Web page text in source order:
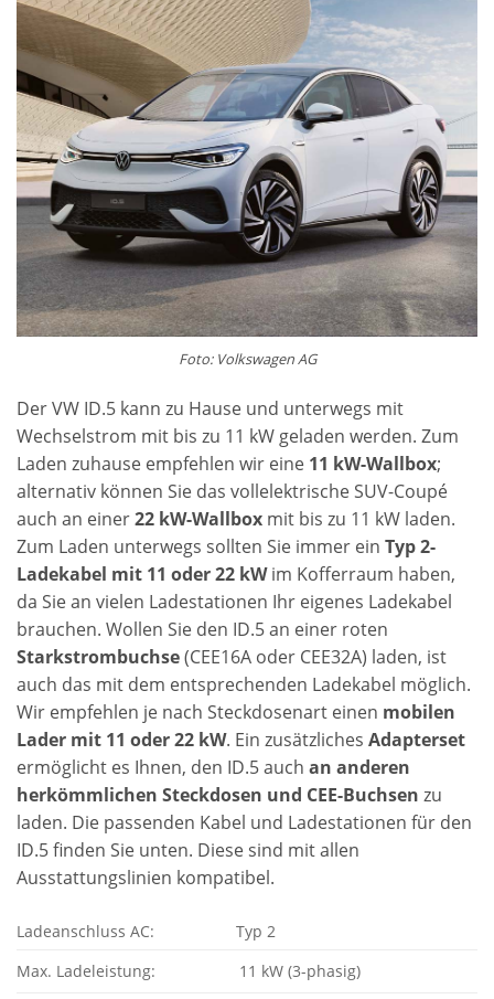
Foto: Volkswagen AG
Der VW ID.5 kann zu Hause und unterwegs mit
Wechselstrom mit bis zu 11 kW geladen werden. Zum
Laden zuhause empfehlen wir eine 11 kW-Wallbox;
alternativ können Sie das vollelektrische SUV-Coupé
auch an einer22 kW-Wallbox mit bis zu 11 kW laden.
Zum Laden unterwegs sollten Sie immer ein Typ 2-
Ladekabel mit 11 oder 22 kWim Kofferraum haben,
da Sie an vielen Ladestationen Ihr eigenes Ladekabel
brauchen. Wollen Sie den ID.5 an einer roten
Starkstrombuchse(CEE16A oder CEE32A) laden, ist
auch das mit dem entsprechenden Ladekabel möglich.
Wir empfehlen je nach Steckdosenart einen mobilen
Lader mit 11 oder 22 kW. Ein zusätzliches Adapterset
ermöglicht es Ihnen, den ID.5 auch an anderen
herkömmlichen Steckdosen und CEE-Buchsen zu
laden. Die passenden Kabel und Ladestationen für den
ID.5 finden Sie unten. Diese sind mit allen
Ausstattungslinien kompatibel.
Ladeanschluss AC:
Typ 2
Max. Ladeleistung:
11 kW (3-phasig)